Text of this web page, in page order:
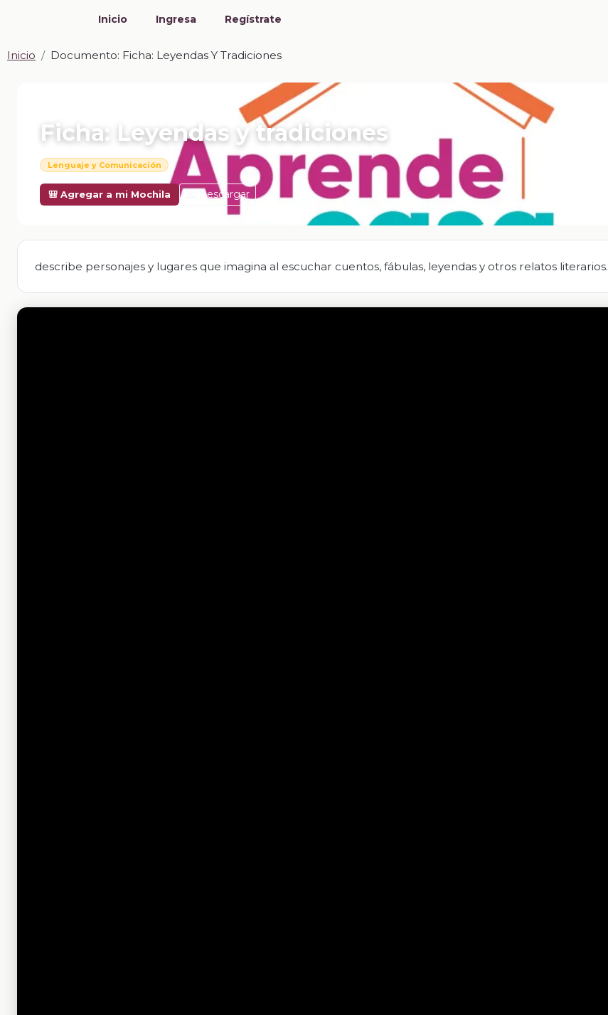
Inicio Ingresa Regístrate
Inicio Documento: Ficha: Leyendas Y Tradiciones
Ficha: Leyendas y tradiciones
Lenguaje y Comunicación
🎒 Agregar a mi Mochila Descargar
describe personajes y lugares que imagina al escuchar cuentos, fábulas, leyendas y otros relatos literarios.